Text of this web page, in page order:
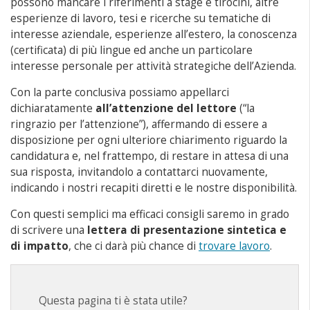
esperienze di lavoro, tesi e ricerche su tematiche di
interesse aziendale, esperienze all’estero, la conoscenza
(certificata) di più lingue ed anche un particolare
interesse personale per attività strategiche dell’Azienda.
Con la parte conclusiva possiamo appellarci
dichiaratamente all’attenzione del lettore (“la
ringrazio per l’attenzione”), affermando di essere a
disposizione per ogni ulteriore chiarimento riguardo la
candidatura e, nel frattempo, di restare in attesa di una
sua risposta, invitandolo a contattarci nuovamente,
indicando i nostri recapiti diretti e le nostre disponibilità.
Con questi semplici ma efficaci consigli saremo in grado
di scrivere una lettera di presentazione sintetica e
di impatto, che ci darà più chance di trovare lavoro.
Questa pagina ti è stata utile?